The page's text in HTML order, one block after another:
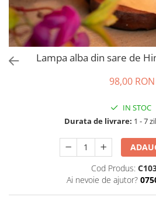
Lampa alba din sare de
98,00 RON
IN STOC
Durata de livrare: 1 - 7
Cod Produs:
Ai nevoie de ajutor?